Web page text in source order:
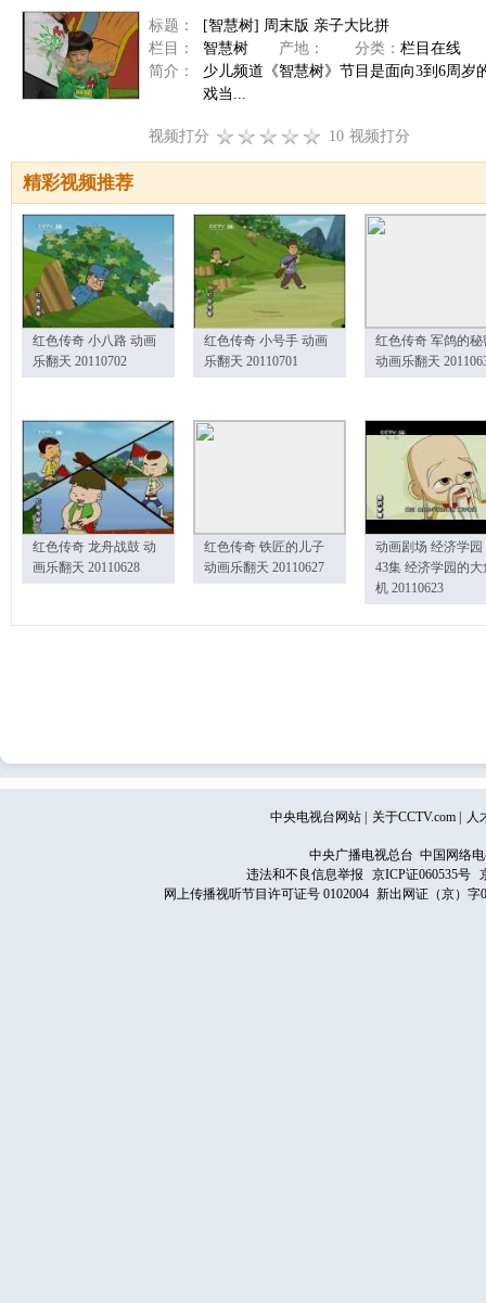
标题：
[智慧树] 周末版 亲子大比拼
栏目：
智慧树 产地： 分类： 栏目在线
简介：
少儿频道《智慧树》节目是面向3到6周
戏当...
视频打分 10 视频打分
精彩视频推荐
红色传奇 小八路 动画
乐翻天 20110702
红色传奇 小号手 动画
乐翻天 20110701
红色传奇 军鸽的秘
动画乐翻天
红色传奇 龙舟战鼓 动
画乐翻天 20110628
红色传奇 铁匠的儿子
动画乐翻天 20110627
动画剧场 经济学园
43集 经济学园的大
机 20110623
中央电视台网站 关于CCTV.com 人
中央广播电视总台 中国网络
违法和不良信息举报
京ICP证060535号
网上传播视听节目许可证号 0102004 新出网证（京）